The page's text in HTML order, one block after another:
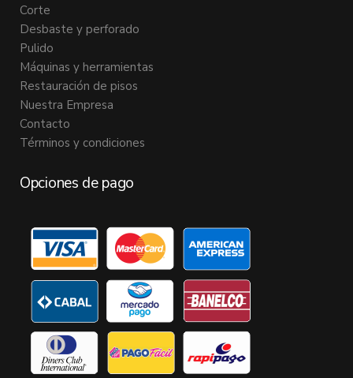
Corte
Desbaste y perforado
Pulido
Máquinas y herramientas
Restauración de pisos
Nuestra Empresa
Contacto
Términos y condiciones
Opciones de pago